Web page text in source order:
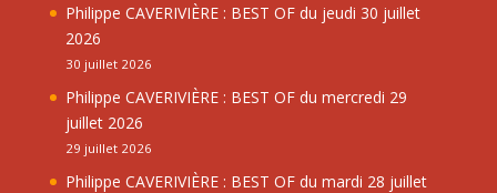
Philippe CAVERIVIÈRE : BEST OF du jeudi 30 juillet
2026
30 juillet 2026
Philippe CAVERIVIÈRE : BEST OF du mercredi 29
juillet 2026
29 juillet 2026
Philippe CAVERIVIÈRE : BEST OF du mardi 28 juillet